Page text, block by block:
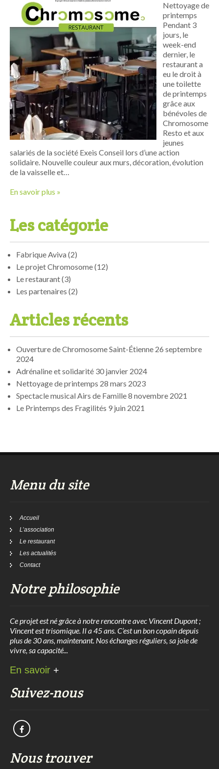
Nettoyage de
printemps
Pendant 3
jours, le
week-end
dernier, le
restaurant a
eu le droit à
une toilette
de printemps
grâce aux
bénévoles de
Chromosome
Resto et aux
jeunes
salariés de la société Exeis Conseil lors d’une action
solidaire. Nouvelle couleur aux murs, décoration, évolution
de la vaisselle et…
En savoir plus »
Les catégorie
Fabrique Aviva (2)
Le projet Chromosome(12)
Le restaurant(3)
Les partenaires (2)
Articles récents
Ouverture de Chromosome Saint-Étienne 26 septembre
2024
Adrénaline et solidarité 30 janvier 2024
Nettoyage de printemps 28 mars 2023
Spectacle musical Airs de Famille8 novembre 2021
Le Printemps des Fragilités 9 juin 2021
Menu du site
Accueil
L’association
Le restaurant
Les actualités
Contact
Notre philosophie
Ce projet est né grâce à notre rencontre avec Vincent Dupont ;
Vincent est trisomique. Il a 45 ans. C’est un bon copain depuis
plus de 30 ans, maintenant. Nos échanges réguliers, sa joie de
vivre, sa capacité...
En savoir +
Suivez-nous
Nous trouver